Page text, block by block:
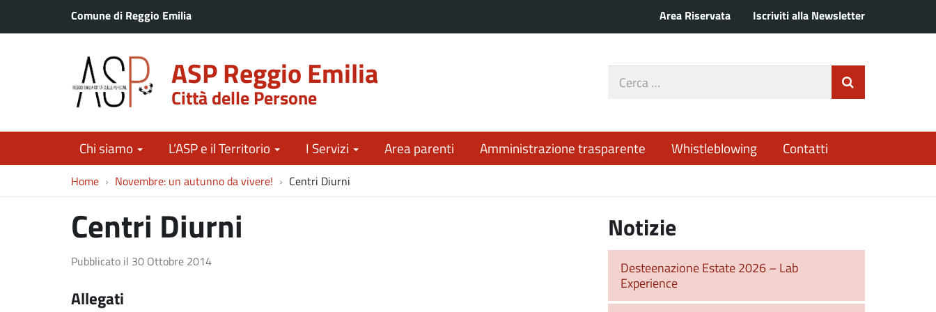
Comune di Reggio Emilia Area Riservata Iscriviti alla Newsletter
ASP Reggio Emilia
Città delle Persone
Cerca
Chi siamo L’ASP e il Territorio I Servizi Area parenti Amministrazione trasparente Whistleblowing Contatti
Home Novembre: un autunno da vivere! Centri Diurni
Centri Diurni
Pubblicato il 30 Ottobre 2014
Allegati
Notizie
Desteenazione Estate 2026 – Lab
Experience